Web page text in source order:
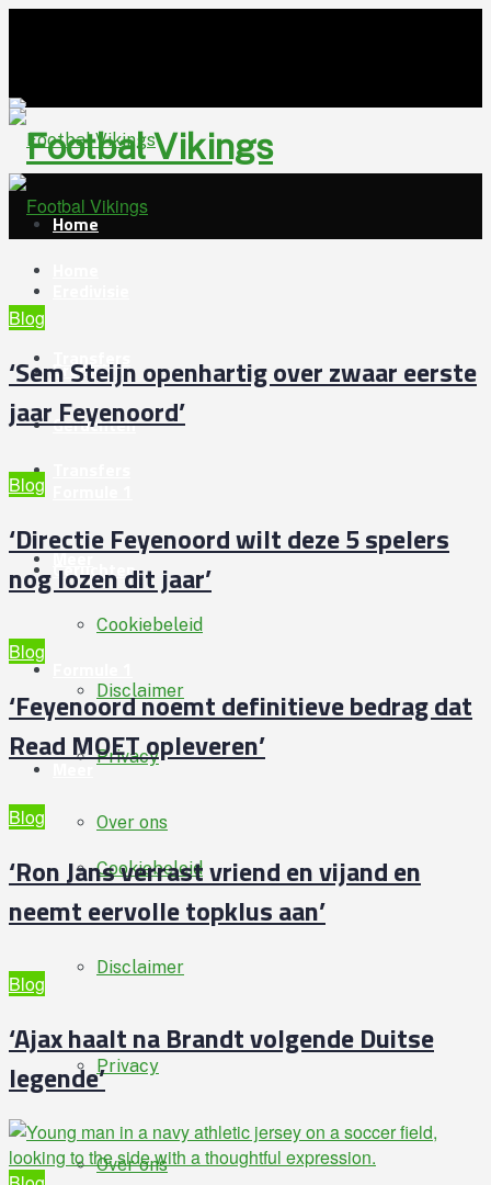
Footbal
Eredivisie
Geruchten
Meer
Cookiebeleid
Disclaimer
Privacy
Over ons
Home
Transfers
Geruchten
Meer
Cookiebeleid
Disclaimer
Privacy
Over ons
Blog
‘Sem Steijn openhartig over zwaar eerste
jaar Feyenoord’
Blog
‘Directie Feyenoord wilt deze 5 spelers
nog lozen dit jaar’
Blog
‘Feyenoord noemt definitieve bedrag dat
Read MOET opleveren’
Blog
‘Ron Jans verrast vriend en vijand en
neemt eervolle topklus aan’
Blog
‘Ajax haalt na Brandt volgende Duitse
legende’